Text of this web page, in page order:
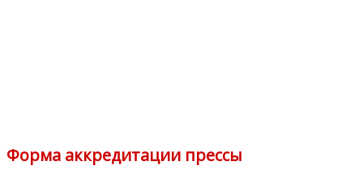
Форма аккредитации прессы